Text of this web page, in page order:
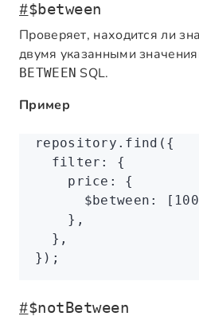
#$between
Проверяет, находится ли
двумя указанными
BETWEEN SQL.
Пример
repository .find ({
  filter
:
{
    price
:
{
      $between
: [ 100
    }
,
  }
,
});
#$notBetween